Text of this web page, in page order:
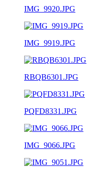
IMG_9920.JPG
IMG_9919.JPG
RBQB6301.JPG
PQFD8331.JPG
IMG_9066.JPG